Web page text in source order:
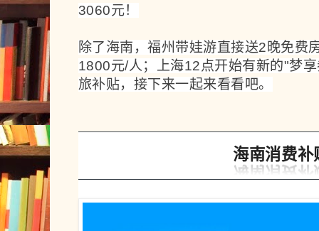
3060元！
除了海南，福州带娃游直接送2晚免费
1800元/人；上海12点开始有新的"梦
旅补贴，接下来一起来看看吧。
海南消费补